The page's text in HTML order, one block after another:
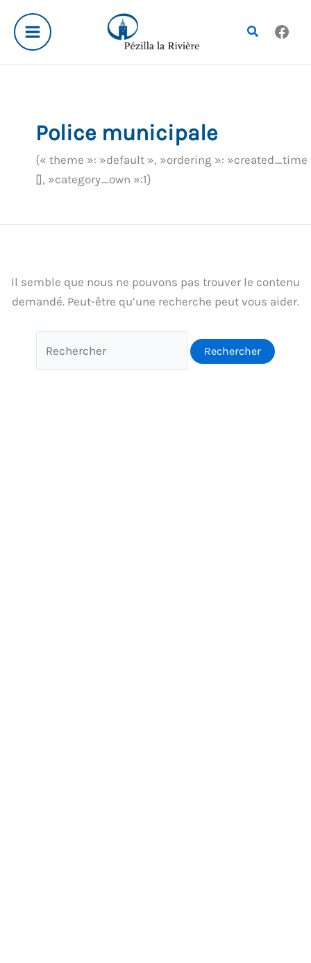
contenu
Rechercher
Police municipale
{« theme »: »default », »ordering »:
[], »category_own »:1}
Il semble que nous ne pouvons pas trouver le contenu
demandé. Peut-être qu’une recherche peut vous aider.